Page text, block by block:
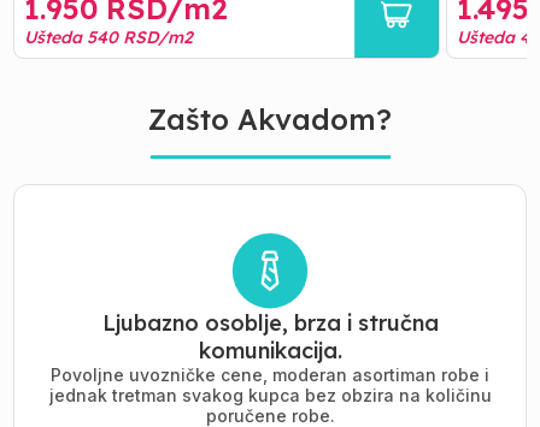
1.950 RSD/m2
Ušteda 540RSD/m2
1.495
Ušteda
Zašto Akvadom?
Ljubazno osoblje, brza i stručna
komunikacija.
Povoljne uvozničke cene, moderan asortiman robe i
jednak tretman svakog kupca bez obzira na količinu
poručene robe.